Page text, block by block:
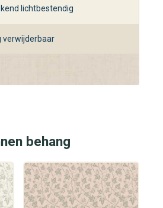
de perfecte
een stijlvolle en luxe
lichtbestendig
verwijderbaar
behang